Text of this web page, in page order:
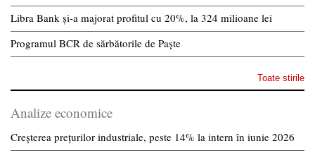
Libra Bank și-a majorat profitul cu 20%, la 324 milioane lei
Programul BCR de sărbătorile de Paște
Toate stirile
Analize economice
Creșterea prețurilor industriale, peste 14% la intern în iunie 2026